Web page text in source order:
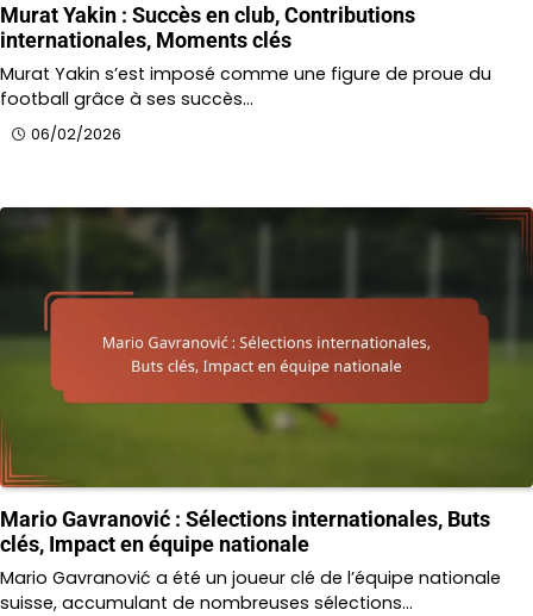
Murat Yakin : Succès en club, Contributions
internationales, Moments clés
Murat Yakin s’est imposé comme une figure de proue du
football grâce à ses succès…
06/02/2026
Mario Gavranović : Sélections internationales, Buts
clés, Impact en équipe nationale
Mario Gavranović a été un joueur clé de l’équipe nationale
suisse, accumulant de nombreuses sélections…